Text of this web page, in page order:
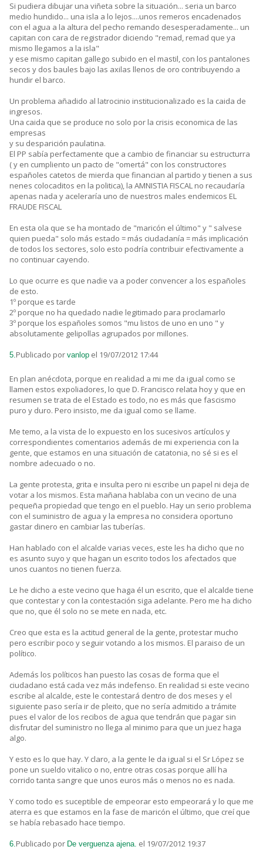
Si pudiera dibujar una viñeta sobre la situación... seria un barco
medio hundido... una isla a lo lejos....unos remeros encadenados
con el agua a la altura del pecho remando desesperadamente... un
capitan con cara de registrador diciendo "remad, remad que ya
mismo llegamos a la isla"
y ese mismo capitan gallego subido en el mastil, con los pantalones
secos y dos baules bajo las axilas llenos de oro contribuyendo a
hundir el barco.
Un problema añadido al latrocinio institucionalizado es la caida de
ingresos.
Una caida que se produce no solo por la crisis economica de las
empresas
y su desparición paulatina.
El PP sabía perfectamente que a cambio de financiar su estructurra
( y en cumpliento un pacto de "omertá" con los constructores
españoles catetos de mierda que financian al partido y tienen a sus
nenes colocaditos en la politica), la AMNISTIA FISCAL no recaudaría
apenas nada y aceleraría uno de nuestros males endemicos EL
FRAUDE FISCAL
En esta ola que se ha montado de "maricón el último" y " salvese
quien pueda" solo más estado = más ciudadanía = más implicación
de todos los sectores, solo esto podría contribuir efectivamente a
no continuar cayendo.
Lo que ocurre es que nadie va a poder convencer a los españoles
de esto.
1º porque es tarde
2º porque no ha quedado nadie legitimado para proclamarlo
3º porque los españoles somos "mu listos de uno en uno " y
absolutamente gelipollas agrupados por millones.
5.Publicado por vanlop el 19/07/2012 17:44
En plan anécdota, porque en realidad a mi me da igual como se
llamen estos expoliadores, lo que D. Francisco relata hoy y que en
resumen se trata de el Estado es todo, no es más que fascismo
puro y duro. Pero insisto, me da igual como se llame.
Me temo, a la vista de lo expuesto en los sucesivos artículos y
correspondientes comentarios además de mi experiencia con la
gente, que estamos en una situación de catatonia, no sé si es el
nombre adecuado o no.
La gente protesta, grita e insulta pero ni escribe un papel ni deja de
votar a los mismos. Esta mañana hablaba con un vecino de una
pequeña propiedad que tengo en el pueblo. Hay un serio problema
con el suministro de agua y la empresa no considera oportuno
gastar dinero en cambiar las tuberías.
Han hablado con el alcalde varias veces, este les ha dicho que no
es asunto suyo y que hagan un escrito todos los afectados que
unos cuantos no tienen fuerza.
Le he dicho a este vecino que haga él un escrito, que el alcalde tiene
que contestar y con la contestación siga adelante. Pero me ha dicho
que no, que él solo no se mete en nada, etc.
Creo que esta es la actitud general de la gente, protestar mucho
pero escribir poco y seguir votando a los mismos. El paraiso de un
político.
Además los políticos han puesto las cosas de forma que el
ciudadano está cada vez más indefenso. En realidad si este vecino
escribe al alcalde, este le contestará dentro de dos meses y el
siguiente paso sería ir de pleito, que no sería admitido a trámite
pues el valor de los recibos de agua que tendrán que pagar sin
disfrutar del suministro no llega al minimo para que un juez haga
algo.
Y esto es lo que hay. Y claro, a la gente le da igual si el Sr López se
pone un sueldo vitalico o no, entre otras cosas porque allí ha
corrido tanta sangre que unos euros más o menos no es nada.
Y como todo es suceptible de empeorar esto empeorará y lo que me
aterra es que estamos en la fase de maricón el último, que creí que
se había rebasado hace tiempo.
6.Publicado por De verguenza ajena. el 19/07/2012 19:37